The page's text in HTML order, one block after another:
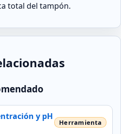
total del tampón.
y pH